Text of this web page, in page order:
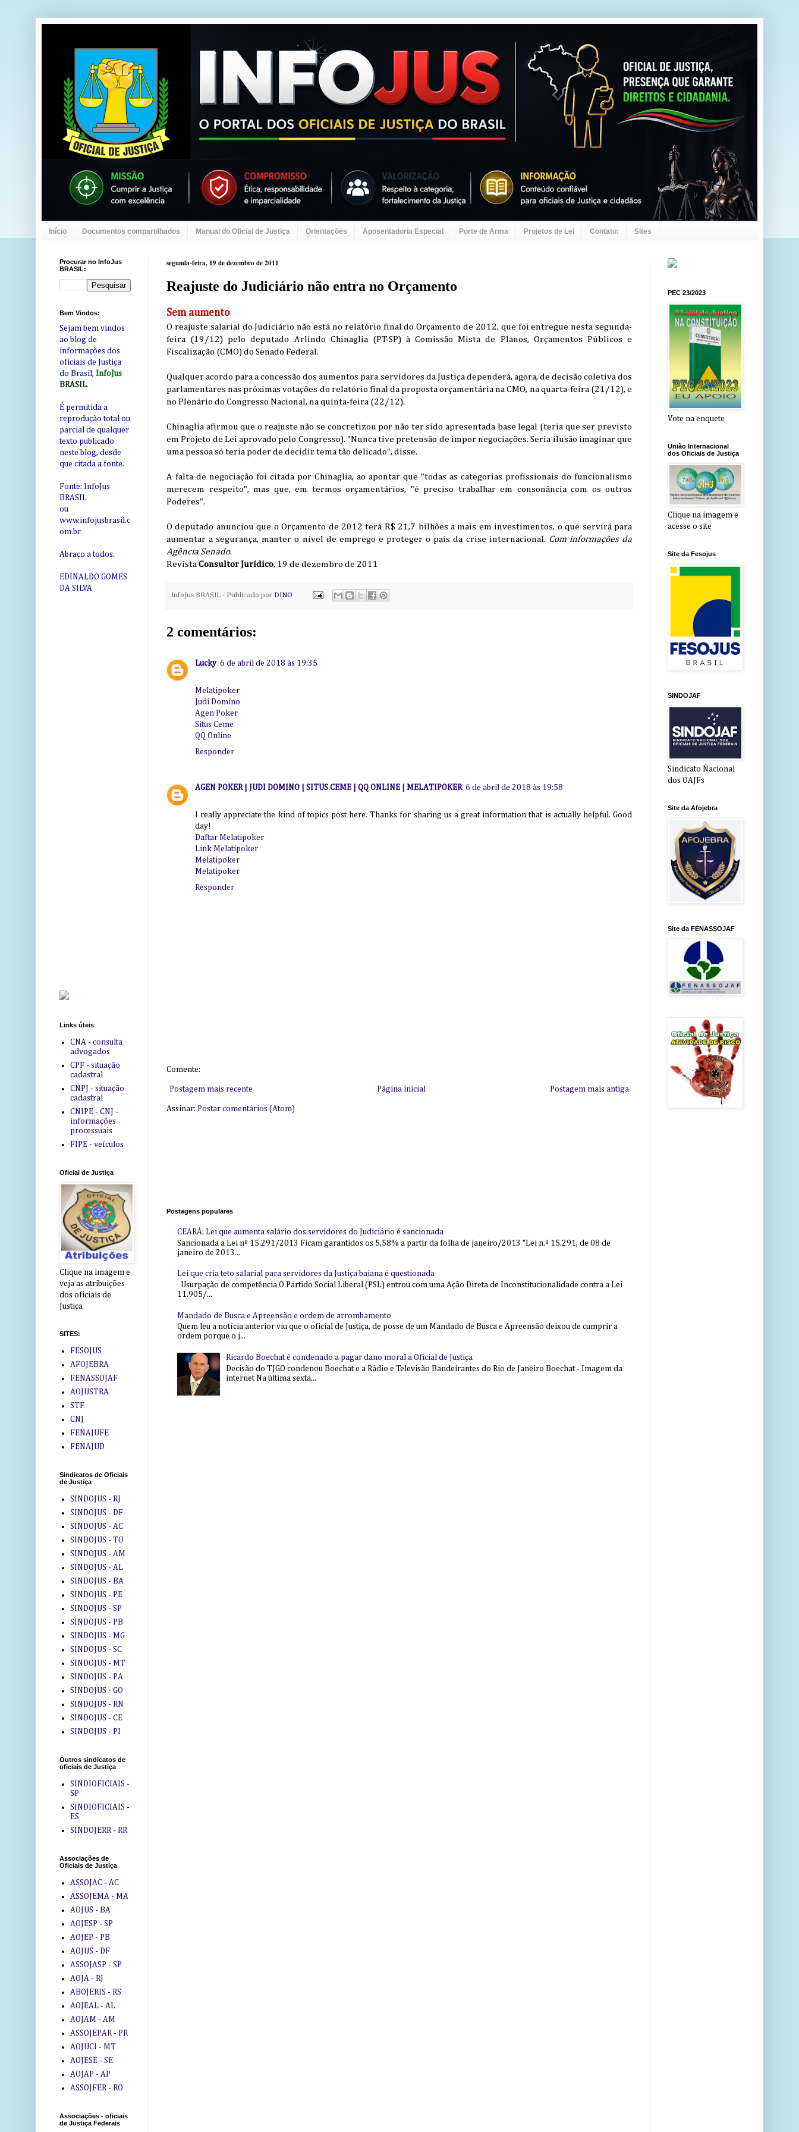
Início Documentos compartilhados Manual do Oficial de Justiça Orientações Aposentadoria Especial Porte de Arma Projetos de Lei Contato: Sites
segunda-feira, 19 de dezembro de 2011
Reajuste do Judiciário não entra no Orçamento
Sem aumento
O reajuste salarial do Judiciário não está no relatório final do Orçamento de 2012, que foi entregue nesta segunda-
feira (19/12) pelo deputado Arlindo Chinaglia (PT-SP) à Comissão Mista de Planos, Orçamentos Públicos e
Fiscalização (CMO) do Senado Federal.
Qualquer acordo para a concessão dos aumentos para servidores da Justiça dependerá, agora, de decisão coletiva dos
parlamentares nas próximas votações do relatório final da proposta orçamentária na CMO, na quarta-feira (21/12), e
no Plenário do Congresso Nacional, na quinta-feira (22/12).
Chinaglia afirmou que o reajuste não se concretizou por não ter sido apresentada base legal (teria que ser previsto
em Projeto de Lei aprovado pelo Congresso). "Nunca tive pretensão de impor negociações. Seria ilusão imaginar que
uma pessoa só teria poder de decidir tema tão delicado", disse.
A falta de negociação foi citada por Chinaglia, ao apontar que "todas as categorias profissionais do funcionalismo
merecem respeito", mas que, em termos orçamentários, "é preciso trabalhar em consonância com os outros
Poderes".
O deputado anunciou que o Orçamento de 2012 terá R$ 21,7 bilhões a mais em investimentos, o que servirá para
aumentar a segurança, manter o nível de emprego e proteger o país da crise internacional. Com informações da
Agência Senado.
Revista Consultor Jurídico, 19 de dezembro de 2011
InfoJus BRASIL - Publicado por DINO
2 comentários:
Lucky 6 de abril de 2018 às 19:35
Melatipoker
Judi Domino
Agen Poker
Situs Ceme
QQ Online
Responder
AGEN POKER | JUDI DOMINO | SITUS CEME | QQ ONLINE | MELATIPOKER 6 de abril de 2018 às 19:58
I really appreciate the kind of topics post here. Thanks for sharing us a great information that is actually helpful. Good
day!
Daftar Melatipoker
Link Melatipoker
Melatipoker
Melatipoker
Responder
Comente:
Postagem mais recente Postagem mais antiga
Página inicial
Assinar: Postar comentários (Atom)
Postagens populares
CEARÁ: Lei que aumenta salário dos servidores do Judiciário é sancionada
Sancionada a Lei nº 15.291/2013 Ficam garantidos os 5,58% a partir da folha de janeiro/2013 “Lei n.º 15.291, de 08 de
janeiro de 2013...
Lei que cria teto salarial para servidores da Justiça baiana é questionada
Usurpação de competência O Partido Social Liberal (PSL) entrou com uma Ação Direta de Inconstitucionalidade contra a Lei
11.905/...
Mandado de Busca e Apreensão e ordem de arrombamento
Quem leu a notícia anterior viu que o oficial de Justiça, de posse de um Mandado de Busca e Apreensão deixou de cumprir a
ordem porque o j...
Ricardo Boechat é condenado a pagar dano moral a Oficial de Justiça
Decisão do TJGO condenou Boechat e a Rádio e Televisão Bandeirantes do Rio de Janeiro Boechat - Imagem da
internet Na última sexta...
Procurar no InfoJus
BRASIL:
Bem Vindos:
Sejam bem vindos
ao blog de
informações dos
oficiais de Justiça
do Brasil, InfoJus
BRASIL.
É permitida a
reprodução total ou
parcial de qualquer
texto publicado
neste blog, desde
que citada a fonte.
Fonte: InfoJus
BRASIL
ou
www.infojusbrasil.c
om.br
Abraço a todos.
EDINALDO GOMES
DA SILVA
Links úteis
CNA - consulta
advogados
CPF - situação
cadastral
CNPJ - situação
cadastral
CNIPE - CNJ -
informações
processuais
FIPE - veículos
Oficial de Justiça
Clique na imagem e
veja as atribuições
dos oficiais de
Justiça
SITES:
FESOJUS
AFOJEBRA
FENASSOJAF
AOJUSTRA
STF
CNJ
FENAJUFE
FENAJUD
Sindicatos de Oficiais
de Justiça
SINDOJUS - RJ
SINDOJUS - DF
SINDOJUS - AC
SINDOJUS - TO
SINDOJUS - AM
SINDOJUS - AL
SINDOJUS - BA
SINDOJUS - PE
SINDOJUS - SP
SINDOJUS - PB
SINDOJUS - MG
SINDOJUS - SC
SINDOJUS - MT
SINDOJUS - PA
SINDOJUS - GO
SINDOJUS - RN
SINDOJUS - CE
SINDOJUS - PI
Outros sindicatos de
oficiais de Justiça
SINDIOFICIAIS -
SP
SINDIOFICIAIS -
ES
SINDOJERR - RR
Associações de
Oficiais de Justiça
ASSOJAC - AC
ASSOJEMA - MA
AOJUS - BA
AOJESP - SP
AOJEP - PB
AOJUS - DF
ASSOJASP - SP
AOJA - RJ
ABOJERIS - RS
AOJEAL - AL
AOJAM - AM
ASSOJEPAR - PR
AOJUCI - MT
AOJESE - SE
AOJAP - AP
ASSOJFER - RO
Associações - oficiais
de Justiça Federais
PEC 23/2023
Vote na enquete
União Internacional
dos Oficiais de Justiça
Clique na imagem e
acesse o site
Site da Fesojus
SINDOJAF
Sindicato Nacional
dos OAJFs
Site da Afojebra
Site da FENASSOJAF